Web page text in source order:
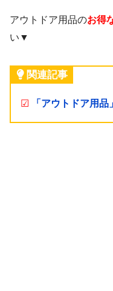
アウトドア用品のお得
い▼
関連記事
☑ 「アウトドア用